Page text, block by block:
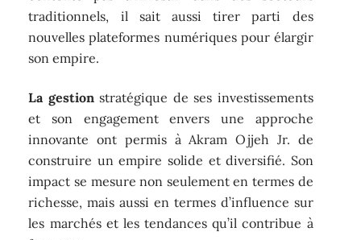
traditionnels, il sait aussi tirer parti des
nouvelles plateformes numériques pour élargir
son empire.
La gestionstratégique de ses investissements
et son engagement envers une approche
innovante ont permis à Akram Ojjeh Jr. de
construire un empire solide et diversifié. Son
impact se mesure non seulement en termes de
richesse, mais aussi en termes d’influence sur
les marchés et les tendances qu’il contribue à